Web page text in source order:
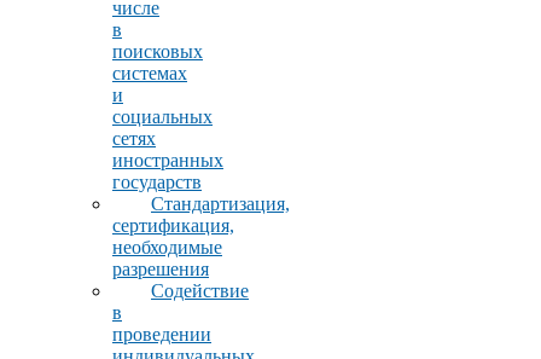
числе
в
поисковых
системах
и
социальных
сетях
иностранных
государств
Стандартизация,
сертификация,
необходимые
разрешения
Содействие
в
проведении